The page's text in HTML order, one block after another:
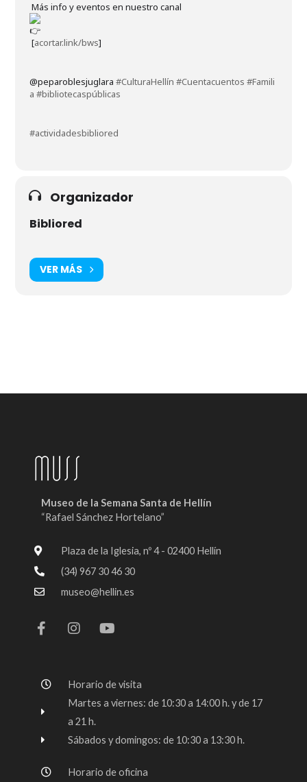
Más info y eventos en nuestro canal
[acortar.link/bws]
@peparoblesjuglara#CulturaHellín #Cuentacuentos #Famili
a #bibliotecaspúblicas
#actividadesbibliored
Organizador
Bibliored
VER MÁS
Museo de la Semana Santa de Hellín
“Rafael Sánchez Hortelano”
Plaza de la Iglesia, nº 4 - 02400 Hellín
(34) 967 30 46 30
museo@hellin.es
a
c
o
o
-
n
s
r
a
m
o
u
e
Horario de visita
Martes a viernes: de 10:30 a 14:00 h. y de 17
a 21 h.
Sábados y domingos: de 10:30 a 13:30 h.
Horario de oficina